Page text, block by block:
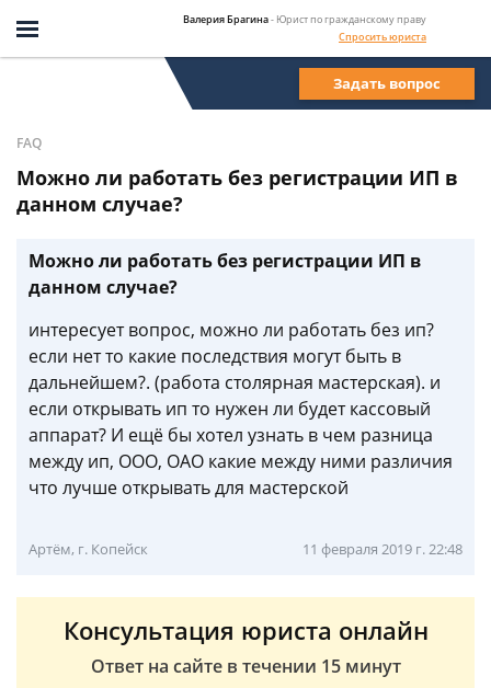
Валерия Брагина- Юрист по гражданскому праву
Спросить юриста
Задать вопрос
FAQ
Можно ли работать без регистрации ИП в
данном случае?
Можно ли работать без регистрации ИП в
данном случае?
интересует вопрос, можно ли работать без ип?
если нет то какие последствия могут быть в
дальнейшем?. (работа столярная мастерская). и
если открывать ип то нужен ли будет кассовый
аппарат? И ещё бы хотел узнать в чем разница
между ип, ООО, ОАО какие между ними различия
что лучше открывать для мастерской
Артём, г. Копейск 11 февраля 2019 г. 22:48
Консультация юриста онлайн
Ответ на сайте в течении 15 минут